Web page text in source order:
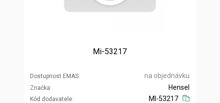
Mi-53217
Dostupnost EMAS na objednávku
Značka
Kód dodavatele
Hensel
MI-53217